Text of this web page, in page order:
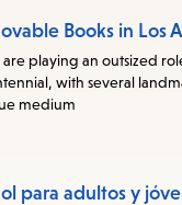
Books in Los
playing an outsized
with several
medium
para adultos y